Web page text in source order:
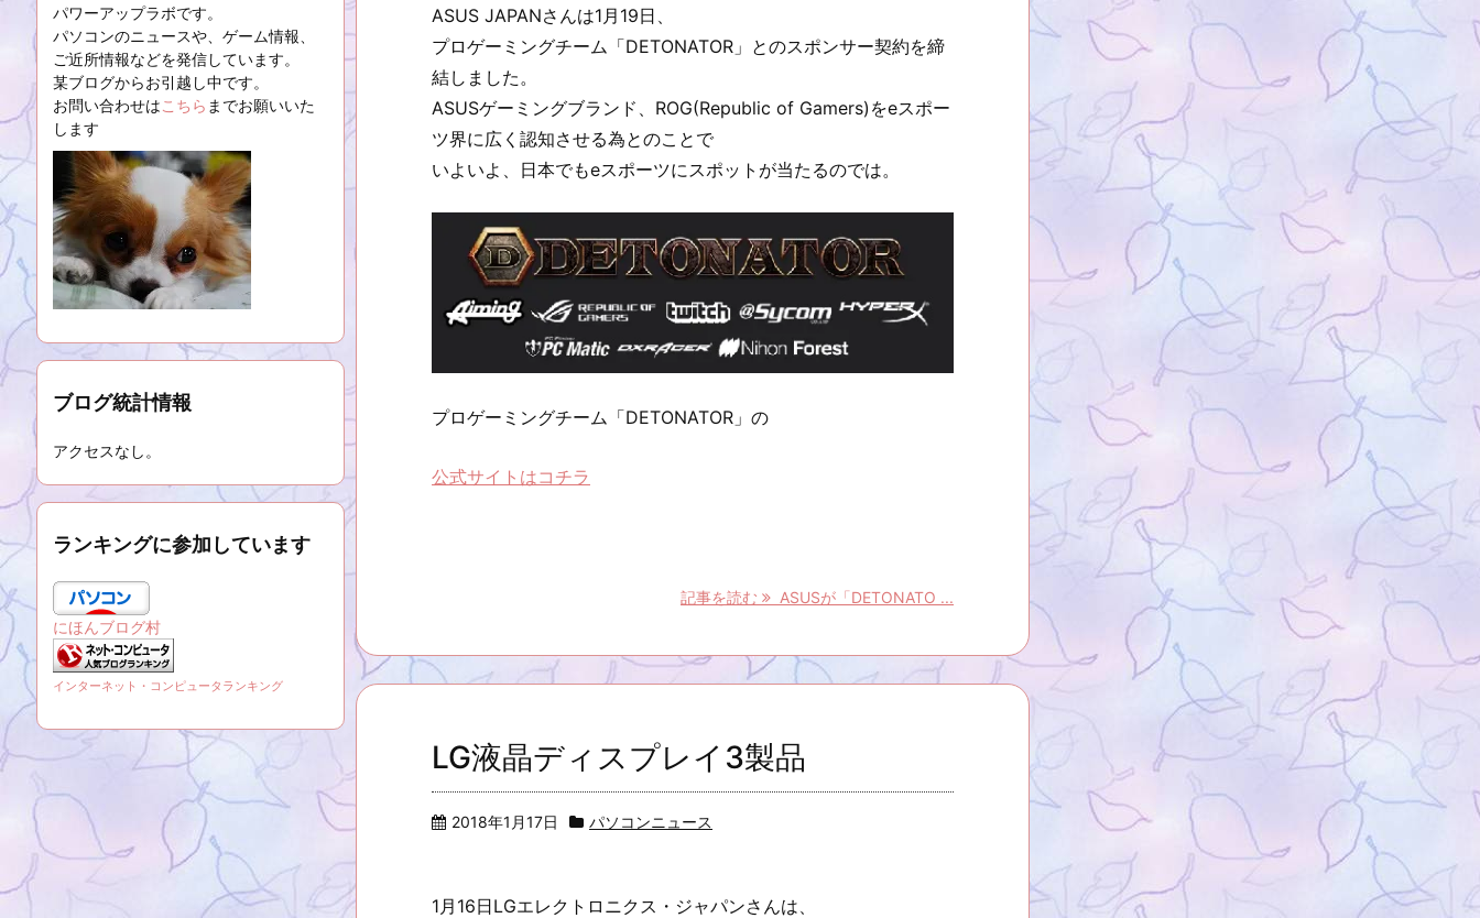
ASUS JAPANさんは1月19日、
プロゲーミングチーム「DETONATOR」とのスポンサー契約を締
結しました。
ASUSゲーミングブランド、ROG(Republic of Gamers)をeスポー
ツ界に広く認知させる為とのことで
いよいよ、日本でもeスポーツにスポットが当たるのでは。
プロゲーミングチーム「DETONATOR」の
公式サイトはコチラ
記事を読む ASUSが「DETONATO ...
LG液晶ディスプレイ3製品
2018年1月17日 パソコンニュース
1月16日LGエレクトロニクス・ジャパンさんは、
パワーアップラボです。
パソコンのニュースや、ゲーム情報、
ご近所情報などを発信しています。
某ブログからお引越し中です。
お問い合わせはこちら までお願いいた
します
ブログ統計情報
アクセスなし。
ランキングに参加しています
にほんブログ村
インターネット・コンピュータランキング